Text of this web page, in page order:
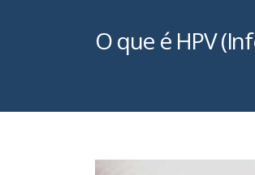
O que é HPV